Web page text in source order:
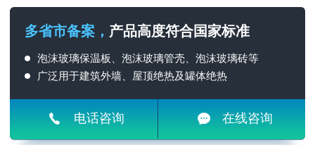
多省市备案， 产品高度符合国家标准
泡沫玻璃保温板、泡沫玻璃管壳、泡沫玻璃砖等
广泛用于建筑外墙、屋顶绝热及罐体绝热
电话咨询 在线咨询